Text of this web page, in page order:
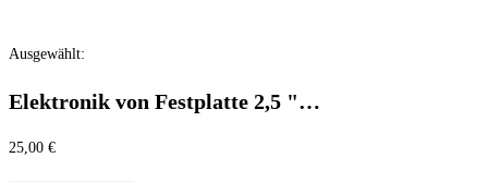
Ausgewählt:
Elektronik von Festplatte 2,5 "…
25,00 €